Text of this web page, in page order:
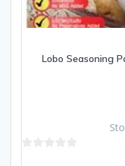
Lobo Seasoning